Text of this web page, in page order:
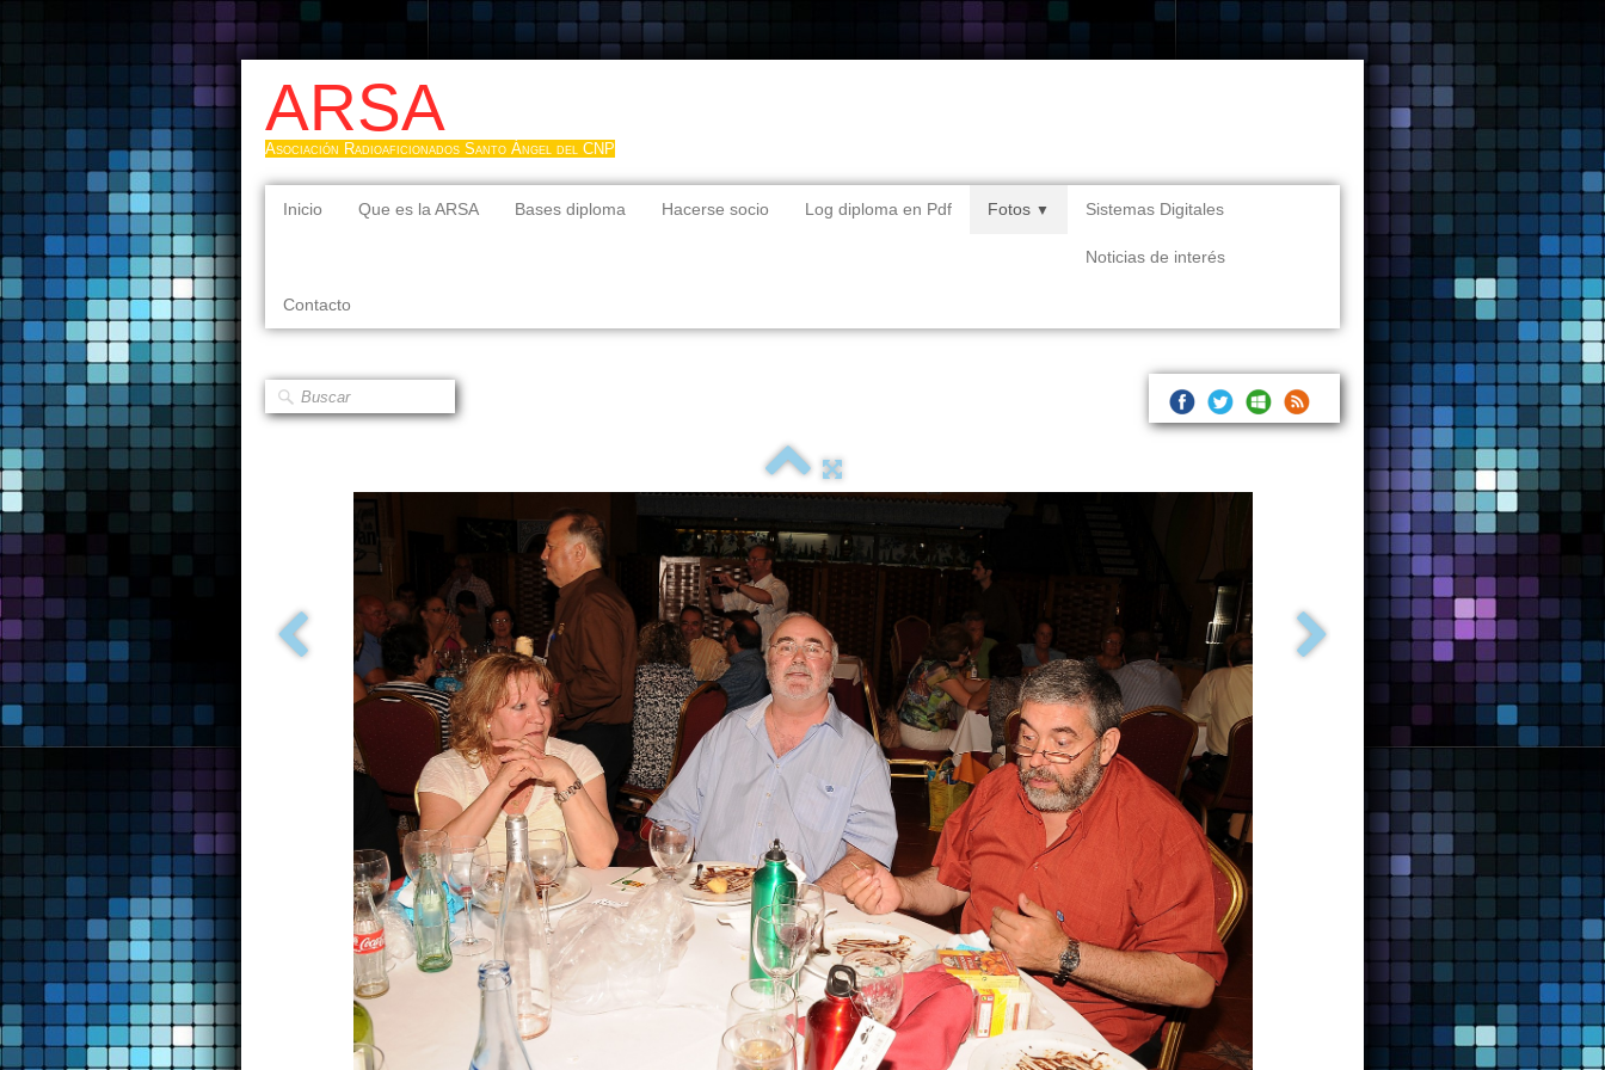
ARSA
Asociación Radioaficionados Santo Ángel del CNP
Inicio Que es la ARSA Bases diploma Hacerse socio Log diploma en Pdf Fotos ▼ Sistemas Digitales
Noticias de interés
Contacto